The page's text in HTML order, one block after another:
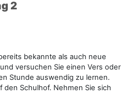
2
bekannte als auch neue
und versuchen Sie einen Vers oder
Stunde auswendig zu lernen.
den Schulhof. Nehmen Sie sich